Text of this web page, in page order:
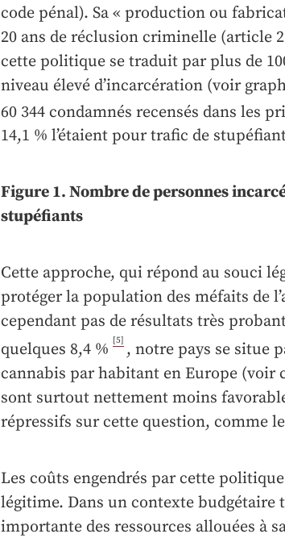
code pénal). Sa « production ou
20 ans de réclusion criminelle (article
cette politique se traduit par plus de
niveau élevé d’incarcération (voir
60 344 condamnés recensés dans les
14,1 % l’étaient pour trafic de
Figure 1. Nombre de personnes
stupéfiants
Cette approche, qui répond au souci
protéger la population des méfaits de
cependant pas de résultats très
quelques 8,4 % [5] , notre pays se situe
cannabis par habitant en Europe (voir
sont surtout nettement moins
répressifs sur cette question, comme
Les coûts engendrés par cette
légitime. Dans un contexte budgétaire
importante des ressources allouées à